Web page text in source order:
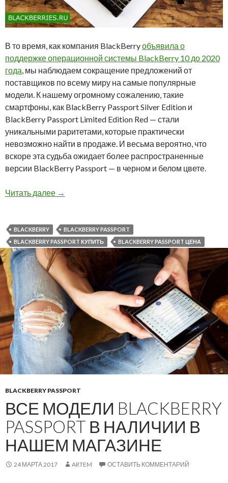
В то время, как компания BlackBerryобъявила о
поддержке операционной системы BlackBerry 10 до 2020
года, мы наблюдаем сокращение предложений от
поставщиков по всему миру на самые популярные
модели. К нашему огромному сожалению, такие
смартфоны, как BlackBerry Passport Silver Edition и
BlackBerry Passport Limited Edition Red — стали
уникальными раритетами, которые практически
невозможно найти в продаже. И весьма вероятно, что
вскоре эта судьба ожидает более распространенные
версии BlackBerry Passport — в черном и белом цвете.
Читать далее Последняя возможность купить BlackBerry
→
BLACKBERRY
BLACKBERRY PASSPORT
BLACKBERRY PASSPORT КУПИТЬ
BLACKBERRY PASSPORT ЦЕНА
BLACKBERRY PASSPORT
ВСЕ МОДЕЛИ BLACKBERRY
PASSPORT В НАЛИЧИИ В
НАШЕМ МАГАЗИНЕ
24 МАРТА 2017 ARTEM ОСТАВИТЬ КОММЕНТАРИЙ